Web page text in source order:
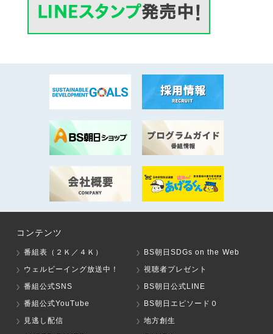
コンテンツ
番組表（２Ｋ／４Ｋ）
BS朝日SDGs on the Web
ウェルビーイング放送中！
視聴者プレゼント
番組公式SNS
BS朝日公式LINE
番組公式YouTube
BS朝日エピソード０
見逃し配信
地方創生